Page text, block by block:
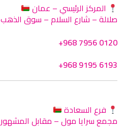
المركز الرئيسي – عمان
صلالة – شارع السلام – سوق الذهب
+968 7956 0120
+968 9195 6193
فرع السعادة
مجمع سرايا مول – مقابل المشهور